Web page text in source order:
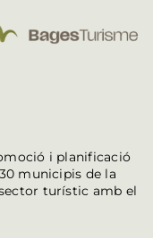
i planificació
municipis de la
turístic amb el